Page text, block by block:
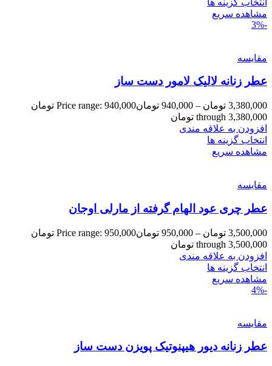
مشاهده سریع
-3%
مقایسه
عطر زنانه لالیک لامور دست ساز
3,380,000 تومان –
940,000 تومان
Price range: 940,000 تومان
through 3,380,000 تومان
افزودن به علاقه مندی
انتخاب گزینه ها
مشاهده سریع
مقایسه
عطر چری عود الهام گرفته از مارلی اوجان
3,500,000 تومان –
950,000 تومان
Price range: 950,000 تومان
through 3,500,000 تومان
افزودن به علاقه مندی
انتخاب گزینه ها
مشاهده سریع
-4%
مقایسه
عطر زنانه دیور هیپنوتیک پویزن دست ساز